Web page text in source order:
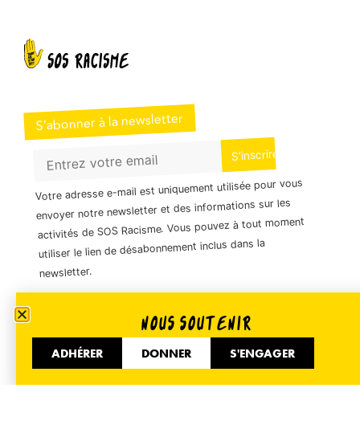
S’abonner à la newsletter
Votre adresse e-mail est uniquement utilisée pour vous
envoyer notre newsletter et des informations sur les
activités de SOS Racisme. Vous pouvez à tout moment
utiliser le lien de désabonnement inclus dans la
newsletter.
01 40 35 36 55
51 Avenue de Flandre 75019 Paris
NOUS SOUTENIR
ADHÉRER DONNER S'ENGAGER